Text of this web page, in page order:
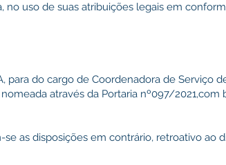
no uso de suas atribuições legais em
para do cargo de Coordenadora de Serviço
através da Portaria nº097/2021,com
as disposições em contrário, retroativo ao